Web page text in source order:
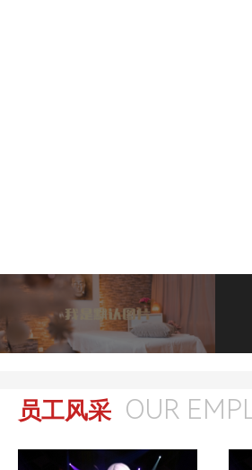
员工风采 OUR